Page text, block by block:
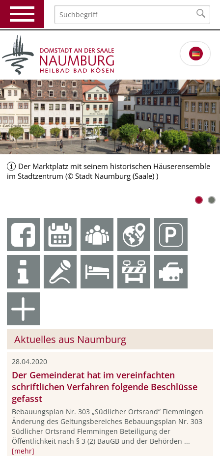
Der Marktplatz mit seinem historischen Häuserensemble
im Stadtzentrum (© Stadt Naumburg (Saale) )
Aktuelles aus Naumburg
28.04.2020
Der Gemeinderat hat im vereinfachten
schriftlichen Verfahren folgende Beschlüsse
gefasst
Bebauungsplan Nr. 303 „Südlicher Ortsrand“ Flemmingen
Änderung des Geltungsbereiches Bebauungsplan Nr. 303
Südlicher Ortsrand Flemmingen Beteiligung der
Öffentlichkeit nach § 3 (2) BauGB und der Behörden ...
[mehr]